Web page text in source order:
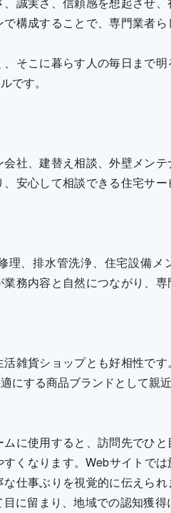
構成することで、専門業者
そこに暮らす人の毎日まで
です。
社、建替え相談、外壁メン
安心して相談できる住宅サ
理、排水管洗浄、住宅設備メ
務内容と自然につながり、
雑貨ショップとも好相性で
にする商品ブランドとして親
に使用すると、訪問先でひ
くなります。Webサイトで
仕事ぶりを視覚的に伝えら
に留まり、地域での認知獲